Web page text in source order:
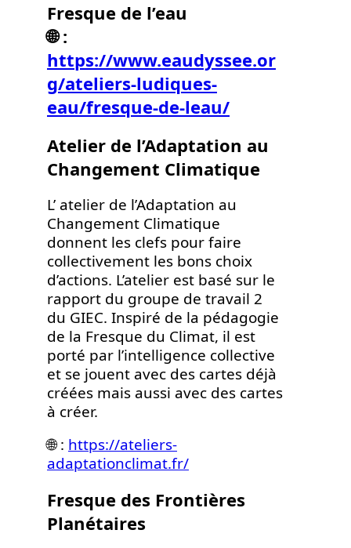
Fresque de l’eau
🌐 :
https://www.eaudyssee.or
g/ateliers-ludiques-
eau/fresque-de-leau/
Atelier de l’Adaptation au
Changement Climatique
L’ atelier de l’Adaptation au
Changement Climatique
donnent les clefs pour faire
collectivement les bons choix
d’actions. L’atelier est basé sur le
rapport du groupe de travail 2
du GIEC. Inspiré de la pédagogie
de la Fresque du Climat, il est
porté par l’intelligence collective
et se jouent avec des cartes déjà
créées mais aussi avec des cartes
à créer.
🌐 : https://ateliers-
adaptationclimat.fr/
Fresque des Frontières
Planétaires